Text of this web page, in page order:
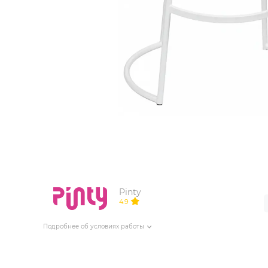
ИЗДЕЛИЯ ДЛЯ КОМФОРТА
ТЕХНИЧЕСКОЕ ОБОРУДОВАНИЕ
Pinty
4.9
Подробнее об условиях работы